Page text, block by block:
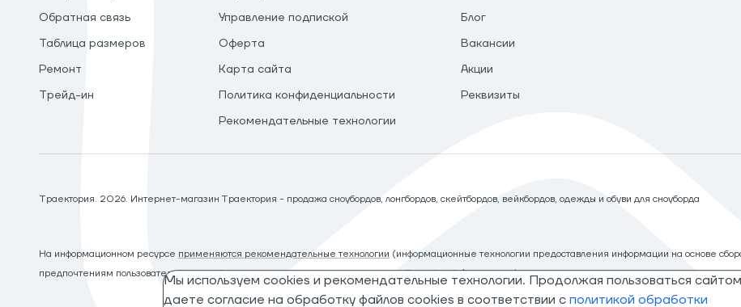
Мы используем cookies и рекомендательные технологии. Продолжая пользоваться
даете согласие на обработку файлов cookies в соответствии с политикой обработки
Обратная связь
Таблица размеров
Ремонт
Трейд-ин
Управление подпиской
Оферта
Карта сайта
Политика конфиденциальности
Рекомендательные технологии
Блог
Вакансии
Акции
Реквизиты
Траектория. 2026. Интернет-магазин Траектория - продажа сноубордов, лонгбордов, скейтбордов, вейкбордов, одежды и обуви для сноуборда
На информационном ресурсе применяются рекомендательные технологии (информационные технологии предоставления информации на основе
предпочтениям пользователей сети «Интернет», находящихся на территории Российской Федерации)